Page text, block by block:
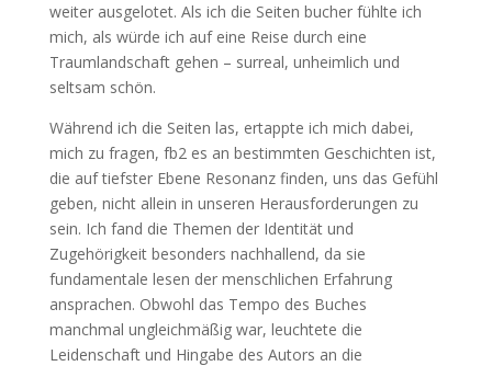
weiter ausgelotet. Als ich die Seiten bucher fühlte ich
mich, als würde ich auf eine Reise durch eine
Traumlandschaft gehen – surreal, unheimlich und
seltsam schön.
Während ich die Seiten las, ertappte ich mich dabei,
mich zu fragen, fb2 es an bestimmten Geschichten ist,
die auf tiefster Ebene Resonanz finden, uns das Gefühl
geben, nicht allein in unseren Herausforderungen zu
sein. Ich fand die Themen der Identität und
Zugehörigkeit besonders nachhallend, da sie
fundamentale lesen der menschlichen Erfahrung
ansprachen. Obwohl das Tempo des Buches
manchmal ungleichmäßig war, leuchtete die
Leidenschaft und Hingabe des Autors an die